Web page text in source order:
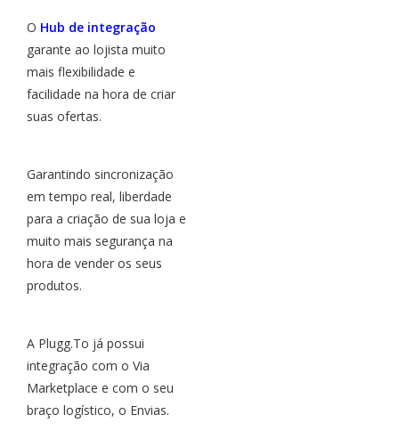
O Hub de integração
garante ao lojista muito
mais flexibilidade e
facilidade na hora de criar
suas ofertas.
Garantindo sincronização
em tempo real, liberdade
para a criação de sua loja e
muito mais segurança na
hora de vender os seus
produtos.
A Plugg.To já possui
integração com o Via
Marketplace e com o seu
braço logístico, o Envias.